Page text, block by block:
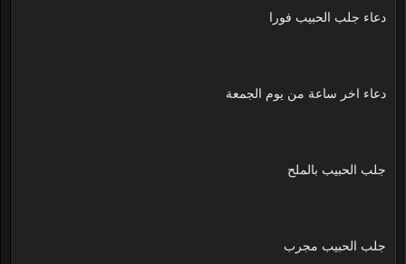
دعاء جلب الحبيب فورا
دعاء اخر ساعة من يوم الجمعة
جلب الحبيب بالملح
جلب الحبيب مجرب